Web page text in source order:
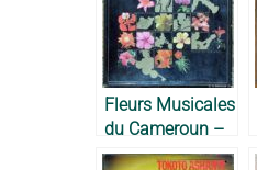
Fleurs Musicales
du Cameroun –
Artistes Divers,